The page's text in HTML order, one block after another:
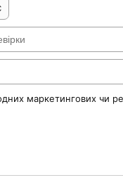
маркетингових чи